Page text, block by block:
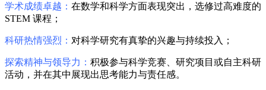
学术成绩卓越： 在数学和科学方面表现突出，选修过高难度的
STEM 课程；
科研热情强烈： 对科学研究有真挚的兴趣与持续投入；
探索精神与领导力： 积极参与科学竞赛、研究项目或自主科研
活动，并在其中展现出思考能力与责任感。